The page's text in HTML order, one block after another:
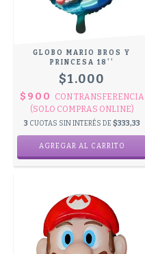
GLOBO MARIO BROS Y
PRINCESA 18''
$1.000
$900 CONTRANSFERENCIA
(SOLO COMPRAS ONLINE)
3 CUOTAS SIN INTERÉS DE $333,33